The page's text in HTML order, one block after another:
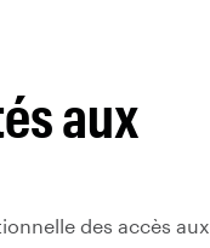
aux
des accès aux